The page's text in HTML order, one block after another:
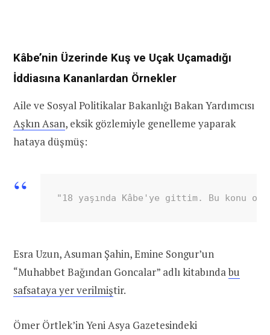
Kâbe’nin Üzerinde Kuş ve Uçak Uçamadığı
İddiasına Kananlardan Örnekler
Aile ve Sosyal Politikalar Bakanlığı Bakan Yardımcısı
Aşkın Asan, eksik gözlemiyle genelleme yaparak
hataya düşmüş:
"18 yaşında Kâbe'ye gittim. Bu konu o
Esra Uzun, Asuman Şahin, Emine Songur’un
“Muhabbet Bağından Goncalar” adlı kitabındabu
safsataya yer verilmiştir.
Ömer Örtlek’in Yeni Asya Gazetesindeki